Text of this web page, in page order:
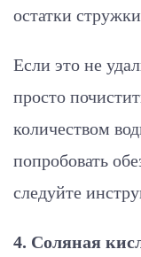
остатки
Если это не
просто
количеством
попробовать
следуйте
4. Соляная